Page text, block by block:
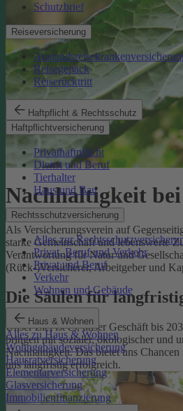
Schutzbrief
Reiseversicherung
Reisegepäck
Reiserücktritt
Haftpflicht & Rechtsschutz
Haftpflichtversicherung
Privathaftpflicht
Dienst und Beruf
Tierhalter
Haus und Bau
Rechtsschutzversicherung
Alles zur
Privat, Beruf und Verkehr
Privat und Beruf
Verkehr
Wohnen und Gebäude
Haus & Wohnen
Alles zu Haus & Wohnen
Wohngebäudeversicherung
Hausratversicherung
Elementarversicherung
Glasversicherung
Immobilienfinanzierung
Nachhaltigkeit
Als Versicherungsverein auf
starke Gemeinschaft und lebenswerte
Verantwortung für Natur und
(Rück-)Versicherer, Arbeitgeber und
Die Säulen für
Unser Ziel ist es, unser Geschäft bis
bringen mit sozialer, ökologischer und
Nachhaltigkeit. Das bietet uns
uns langfristig erfolgreich.